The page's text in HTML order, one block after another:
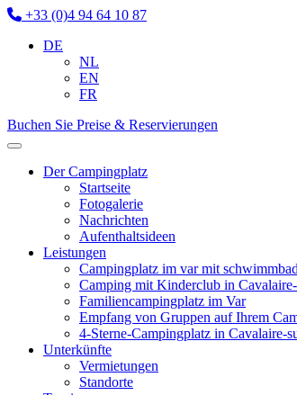
+33 (0)4 94 64 10 87
DE
NL
EN
FR
Buchen Sie Preise & Reservierungen
Der Campingplatz
Startseite
Fotogalerie
Nachrichten
Aufenthaltsideen
Leistungen
Campingplatz im var mit schwimmbad
Camping mit Kinderclub in
Familiencampingplatz im Var
Empfang von Gruppen auf Ihrem
4-Sterne-Campingplatz in Cavalaire-
Unterkünfte
Vermietungen
Standorte